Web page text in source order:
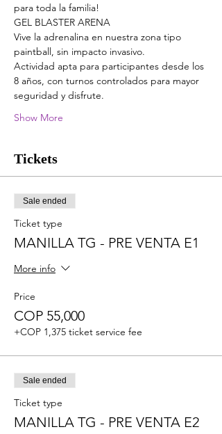
para toda la familia!
GEL BLASTER ARENA
Vive la adrenalina en nuestra zona tipo
paintball, sin impacto invasivo.
Actividad apta para participantes desde los
8 años, con turnos controlados para mayor
seguridad y disfrute.
Show More
Tickets
Sale ended
Ticket type
MANILLA TG - PRE VENTA E1
More info
Price
COP 55,000
+COP 1,375 ticket service fee
Sale ended
Ticket type
MANILLA TG - PRE VENTA E2